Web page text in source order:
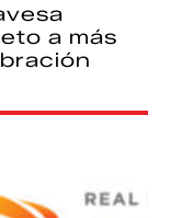
a más